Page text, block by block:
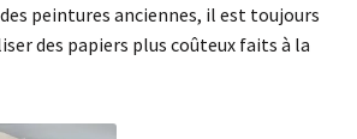
peintures anciennes, il est toujours
des papiers plus coûteux faits à la